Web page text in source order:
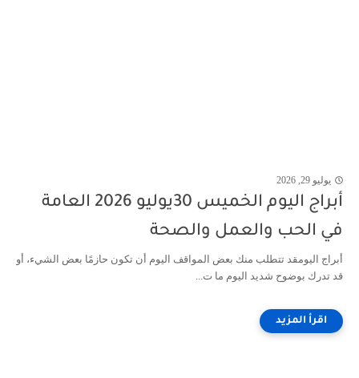
يوليو 29, 2026
أبراج اليوم الخميس 30يوليو 2026 العامة
في الحب والعمل والصحة
أبراج اليومقد تتطلب منك بعض المواقف اليوم أن تكون حازمًا بعض الشيء، أو
قد تدرك بوضوح شديد اليوم ما ت...